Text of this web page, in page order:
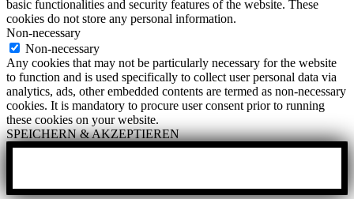
basic functionalities and security features of the website. These
cookies do not store any personal information.
Non-necessary
Non-necessary
Any cookies that may not be particularly necessary for the website
to function and is used specifically to collect user personal data via
analytics, ads, other embedded contents are termed as non-necessary
cookies. It is mandatory to procure user consent prior to running
these cookies on your website.
SPEICHERN & AKZEPTIEREN